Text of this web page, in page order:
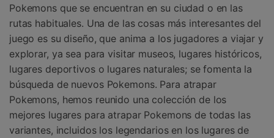
Encuentra Más Soluciones
Pokemons que se encuentran en su ciudad o en las
rutas habituales. Una de las cosas más interesantes del
juego es su diseño, que anima a los jugadores a viajar y
explorar, ya sea para visitar museos, lugares históricos,
lugares deportivos o lugares naturales; se fomenta la
búsqueda de nuevos Pokemons. Para atrapar
Pokemons, hemos reunido una colección de los
mejores lugares para atrapar Pokemons de todas las
variantes, incluidos los legendarios en los lugares de